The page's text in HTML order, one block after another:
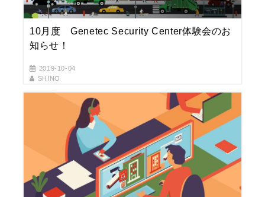
10月度 Genetec Security Center体験会のお
知らせ！
2019-10-04
SHINO